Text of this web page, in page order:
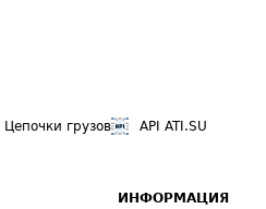
Цепочки грузов API ATI.SU
ИНФОРМАЦИЯ